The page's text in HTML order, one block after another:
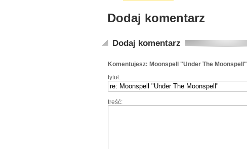
Dodaj komentarz
Dodaj komentarz
Komentujesz: Moonspell "Under The Moonspell"
tytuł:
treść: